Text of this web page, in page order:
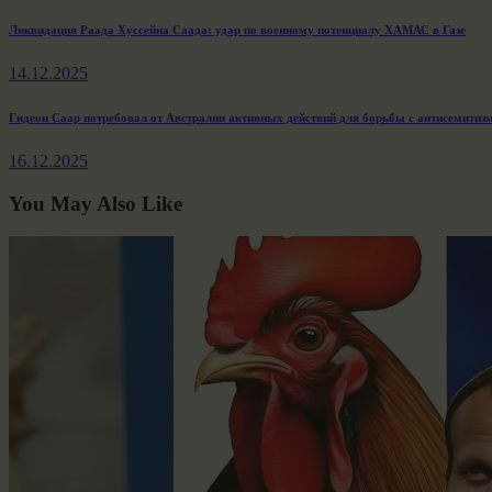
Навигация
по
Previous
Ликвидация Раада Хуссейна Саада: удар по военному потенциалу ХАМАС в Газе
14.12.2025
Next
Гидеон Саар потребовал от Австралии активных действий для борьбы с
16.12.2025
You May Also Like